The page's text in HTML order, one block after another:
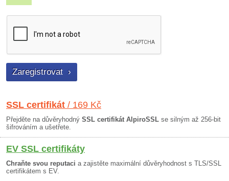
SSL certifikát / 169 Kč
Přejděte na důvěryhodný SSL certifikát AlpiroSSL se silným až 256-bit
šifrováním a ušetřete.
EV SSL certifikáty
Chraňte svou reputaci a zajistěte maximální důvěryhodnost s TLS/SSL
certifikátem s EV.